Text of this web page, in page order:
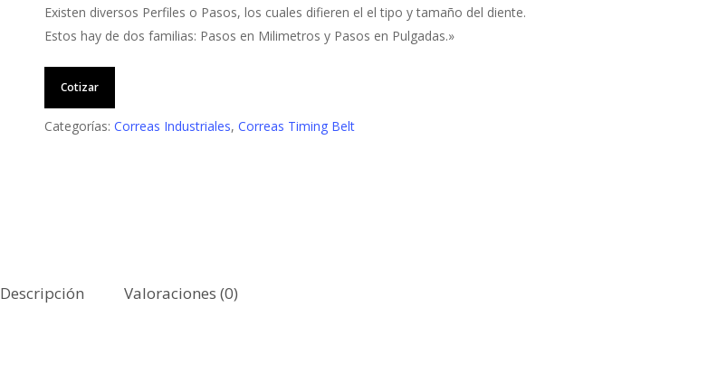
Existen diversos Perfiles o Pasos, los cuales difieren el el tipo y tamaño del diente.
Estos hay de dos familias: Pasos en Milimetros y Pasos en Pulgadas.»
Cotizar
Categorías: Correas Industriales, Correas Timing Belt
Descripción Valoraciones (0)